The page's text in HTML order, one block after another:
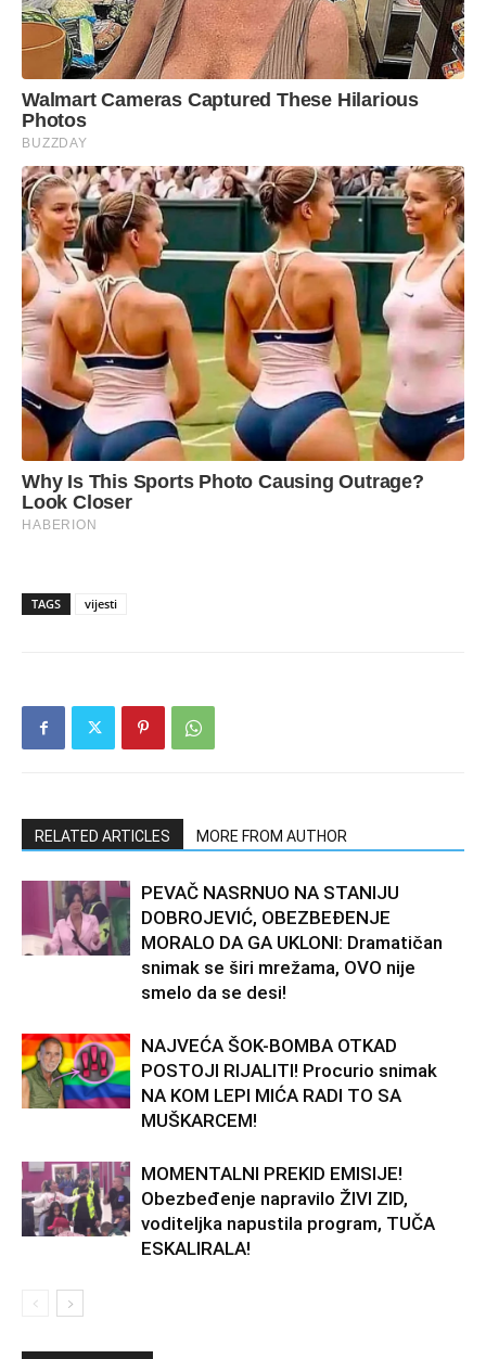
TAGS vijesti
RELATED ARTICLES MORE FROM AUTHOR
PEVAČ NASRNUO NA STANIJU
DOBROJEVIĆ, OBEZBEĐENJE
MORALO DA GA UKLONI: Dramatičan
snimak se širi mrežama, OVO nije
smelo da se desi!
NAJVEĆA ŠOK-BOMBA OTKAD
POSTOJI RIJALITI! Procurio snimak
NA KOM LEPI MIĆA RADI TO SA
MUŠKARCEM!
MOMENTALNI PREKID EMISIJE!
Obezbeđenje napravilo ŽIVI ZID,
voditeljka napustila program, TUČA
ESKALIRALA!